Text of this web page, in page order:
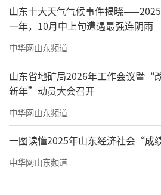
制，定期沟通协调推进相
校发展中遇到的困难问题
效，更好服务经济社会发展。
在菏期间，王英龙一
(山东省科学院）菏泽校区
（来源：菏泽日报 张啸
山东十大天气气候事件揭晓
一年，10月中上旬遭遇最强连阴雨
中华网山东频道
山东省地矿局2026年工作会议暨“
新年”动员大会召开
中华网山东频道
一图读懂2025年山东经济社会“成
中华网山东频道